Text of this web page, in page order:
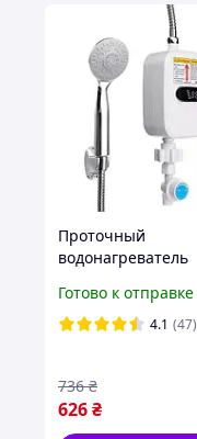
Проточный
водонагреватель
душем и экраном
HP227
Готово к отправке
4.1 (47)
626₴
736 ₴